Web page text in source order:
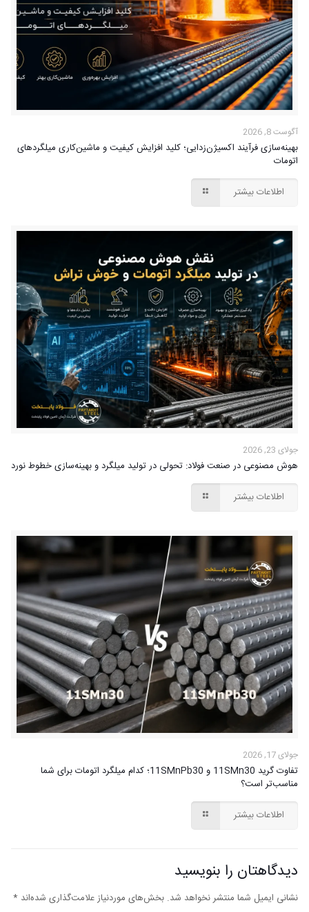
آگوست 8, 2026
بهینه‌سازی فرآیند اکسیژن‌زدایی؛ کلید افزایش کیفیت و ماشین‌کاری میلگردهای
اتومات
اطلاعات بیشتر
جولای 23, 2026
هوش مصنوعی در صنعت فولاد: تحولی در تولید میلگرد و بهینه‌سازی خطوط نورد
اطلاعات بیشتر
جولای 17, 2026
تفاوت گرید 11SMn30 و 11SMnPb30؛ کدام میلگرد اتومات برای شما
مناسب‌تر است؟
اطلاعات بیشتر
دیدگاهتان را بنویسید
نشانی ایمیل شما منتشر نخواهد شد. بخش‌های موردنیاز علامت‌گذاری شده‌اند *